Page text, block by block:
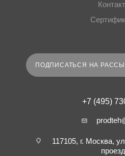
ПОДПИСАТЬСЯ НА
+7 (495)
117105, г. Москва,